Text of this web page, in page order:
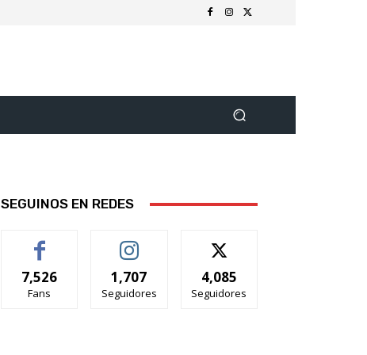
SEGUINOS EN REDES
7,526
Fans
1,707
Seguidores
4,085
Seguidores